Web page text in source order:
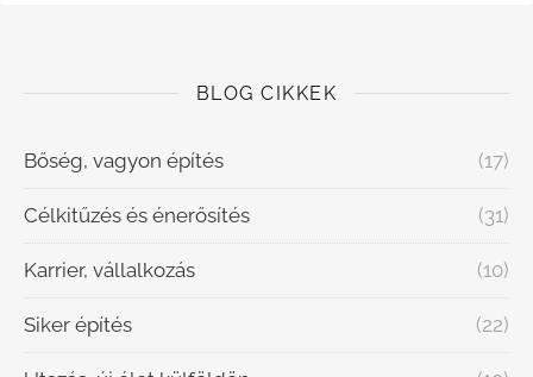
BLOG CIKKEK
Bőség, vagyon építés (17)
Célkitűzés és énerősítés (31)
Karrier, vállalkozás (10)
Siker építés (22)